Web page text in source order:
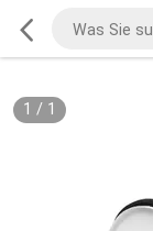
1 / 1